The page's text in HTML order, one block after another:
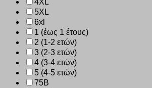
4XL
5XL
6xl
1 (έως 1 έτους)
2 (1-2 ετών)
3 (2-3 ετών)
4 (3-4 ετών)
5 (4-5 ετών)
75B